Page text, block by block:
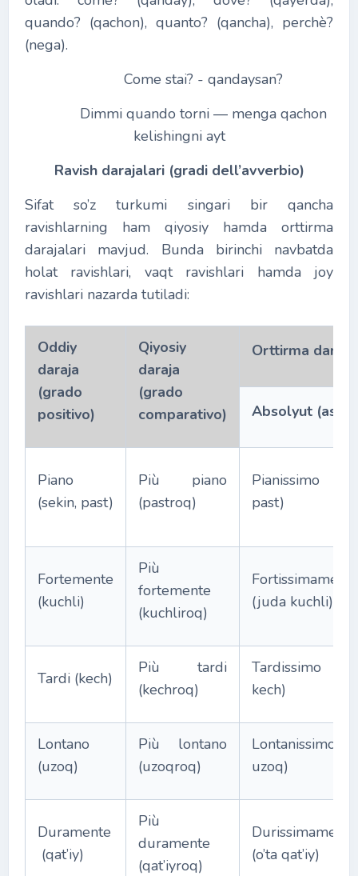
quando? (qachon), quanto? (qancha), perchè?
(nega).
Come stai? - qandaysan?
Dimmi quando torni ― menga qachon
kelishingni ayt
Ravish darajalari (gradi dell’avverbio)
Sifat so’z turkumi singari bir qancha
ravishlarning ham qiyosiy hamda orttirma
darajalari mavjud. Bunda birinchi navbatda
holat ravishlari, vaqt ravishlari hamda joy
ravishlari nazarda tutiladi:
Oddiy
daraja
(grado
positivo)
Qiyosiy
daraja
(grado
comparativo)
Orttirma
Absolyut
Piano
(sekin, past)
Più piano
(pastroq)
Pianissimo
past)
Fortemente
(kuchli)
Più
fortemente
(kuchliroq)
Fortissimamente
(juda kuchli)
Tardi (kech)
Più tardi
(kechroq)
Tardissimo
kech)
Lontano
(uzoq)
Più lontano
(uzoqroq)
Lontanissimo
uzoq)
Duramente
(qat’iy)
Più
duramente
(qat’iyroq)
Durissimamente
(o’ta qat’iy)